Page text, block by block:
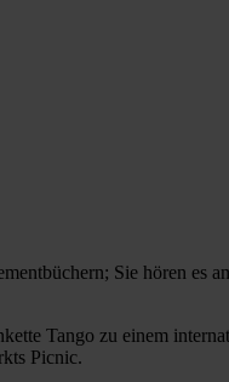
Sie hören es
Tango zu einem
Picnic.